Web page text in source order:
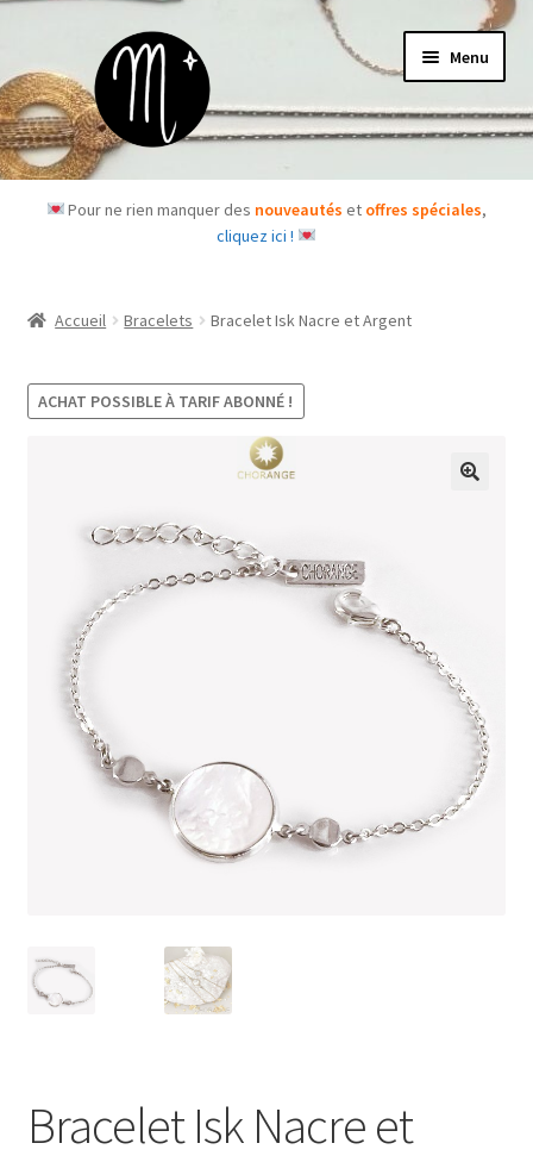
à
la
navigation
au
contenu
Menu
Accueil
Mon compte
Ma Wishlist
Pour ne rien manquer des nouveautéset offres spéciales,
cliquez ici !
Accueil Bracelets Bracelet Isk Nacre et Argent
ACHAT POSSIBLE À TARIF ABONNÉ !
Bracelet Isk Nacre et